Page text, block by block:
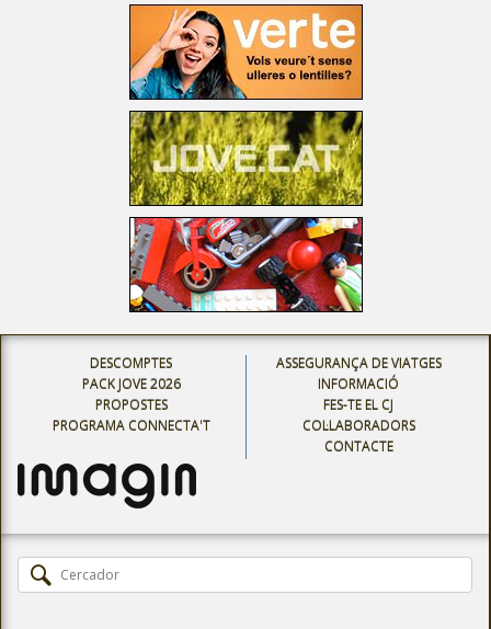
DESCOMPTES
PACK JOVE 2026
PROPOSTES
PROGRAMA CONNECTA'T
ASSEGURANÇA DE VIATGES
INFORMACIÓ
FES-TE EL CJ
COL·LABORADORS
CONTACTE